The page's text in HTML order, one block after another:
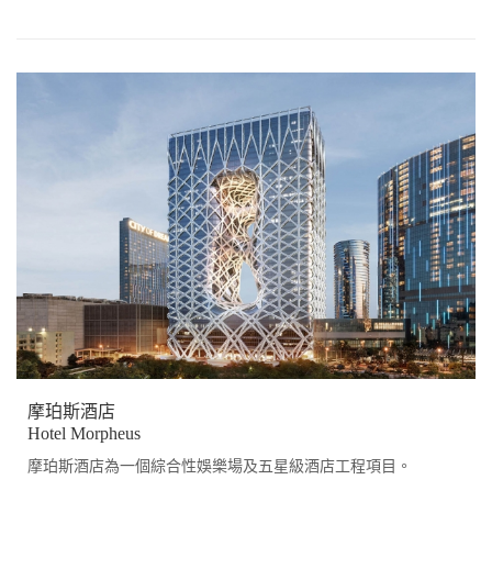
摩珀斯酒店
Hotel Morpheus
摩珀斯酒店為一個綜合性娛樂場及五星級酒店工程項目。